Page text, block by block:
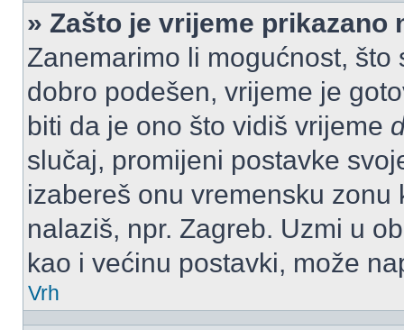
» Zašto je vrijeme prikazano
Zanemarimo li mogućnost,
dobro podešen, vrijeme je
biti da je ono što vidiš vrijeme
slučaj, promijeni postavke
izabereš onu vremensku
nalaziš, npr. Zagreb. Uzmi u
kao i većinu postavki, može
Vrh